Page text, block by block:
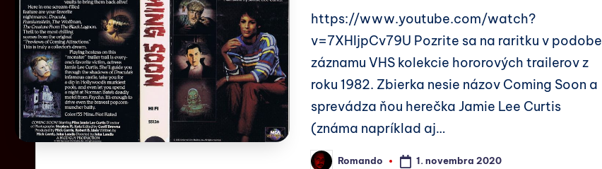
https://www.youtube.com/watch?
v=7XHIjpCv79U Pozrite sa na raritku v podobe
záznamu VHS kolekcie hororových trailerov z
roku 1982. Zbierka nesie názov Coming Soon a
sprevádza ňou herečka Jamie Lee Curtis
(známa napríklad aj…
Romando 1. novembra 2020